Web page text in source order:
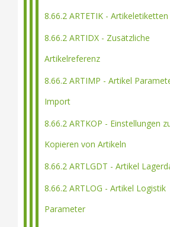
8.66.2 ARTETIK - Artikeletiketten
8.66.2 ARTIDX - Zusätzliche
Artikelreferenz
8.66.2 ARTIMP - Artikel
Import
8.66.2 ARTKOP - Einstellungen
Kopieren von Artikeln
8.66.2 ARTLGDT - Artikel
8.66.2 ARTLOG - Artikel Logistik
Parameter